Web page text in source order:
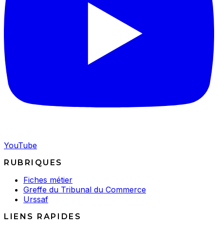
YouTube
RUBRIQUES
Fiches métier
Greffe du Tribunal du Commerce
Urssaf
LIENS RAPIDES